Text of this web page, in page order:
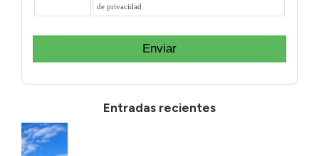
de privacidad
Enviar
Entradas recientes